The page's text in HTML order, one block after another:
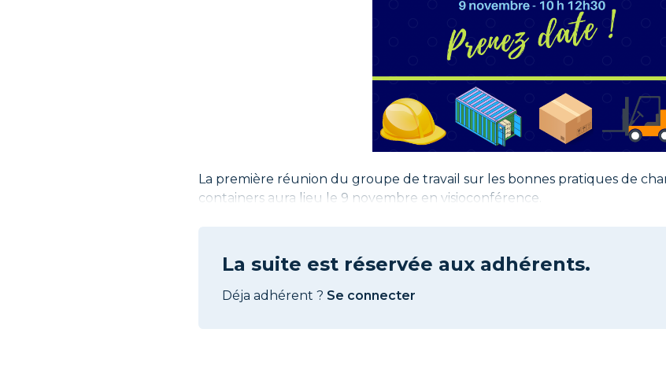
La première réunion du groupe de travail sur les bonnes pratiques de
containers aura lieu le 9 novembre en visioconférence.
La suite est réservée aux adhérents.
Déja adhérent ? Se connecter